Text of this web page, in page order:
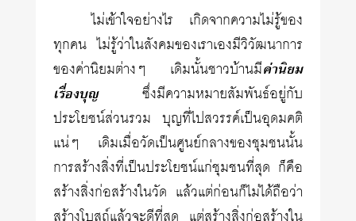
ไม่เข้าใจอย่างไร เกิดจากความไม่รู้ของ
ทุกคน ไม่รู้ว่าในสังคมของเราเองมีวิวัฒนาการ
ของค่านิยมต่างๆ เดิมนั้นชาวบ้านมีค่านิยม
เรื่องบุญซึ่งมีความหมายสัมพันธ์อยู่กับ
ประโยชน์ส่วนรวม บุญที่ไปสวรรค์เป็นอุดมคติ
แน่ๆ เดิมเมื่อวัดเป็นศูนย์กลางของชุมชนนั้น
การสร้างสิ่งที่เป็นประโยชน์แก่ชุมชนที่สุด ก็คือ
สร้างสิ่งก่อสร้างในวัด แล้วแต่ก่อนก็ไม่ได้ถือว่า